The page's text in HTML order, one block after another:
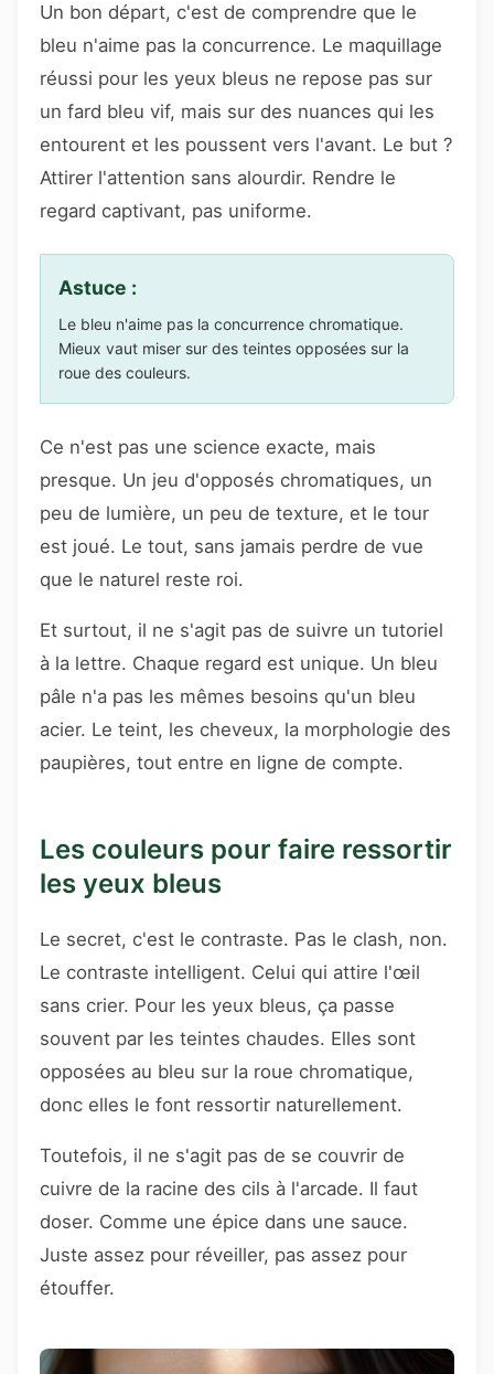
Un bon départ, c'est de comprendre que le
bleu n'aime pas la concurrence. Le maquillage
réussi pour les yeux bleus ne repose pas sur
un fard bleu vif, mais sur des nuances qui les
entourent et les poussent vers l'avant. Le but ?
Attirer l'attention sans alourdir. Rendre le
regard captivant, pas uniforme.
Astuce :
Le bleu n'aime pas la concurrence chromatique.
Mieux vaut miser sur des teintes opposées sur la
roue des couleurs.
Ce n'est pas une science exacte, mais
presque. Un jeu d'opposés chromatiques, un
peu de lumière, un peu de texture, et le tour
est joué. Le tout, sans jamais perdre de vue
que le naturel reste roi.
Et surtout, il ne s'agit pas de suivre un tutoriel
à la lettre. Chaque regard est unique. Un bleu
pâle n'a pas les mêmes besoins qu'un bleu
acier. Le teint, les cheveux, la morphologie des
paupières, tout entre en ligne de compte.
Les couleurs pour faire ressortir
les yeux bleus
Le secret, c'est le contraste. Pas le clash, non.
Le contraste intelligent. Celui qui attire l'œil
sans crier. Pour les yeux bleus, ça passe
souvent par les teintes chaudes. Elles sont
opposées au bleu sur la roue chromatique,
donc elles le font ressortir naturellement.
Toutefois, il ne s'agit pas de se couvrir de
cuivre de la racine des cils à l'arcade. Il faut
doser. Comme une épice dans une sauce.
Juste assez pour réveiller, pas assez pour
étouffer.